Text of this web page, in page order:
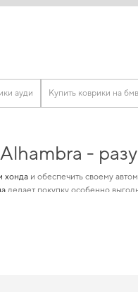
ауди Купить коврики на бмв
-
хонда и обеспечить своему
делает покупку особенно